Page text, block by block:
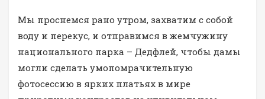
Мы проснемся рано утром, захватим с собой
воду и перекус, и отправимся в жемчужину
национального парка – Дедфлей, чтобы дамы
могли сделать умопомрачительную
фотосессию в ярких платьях в мире